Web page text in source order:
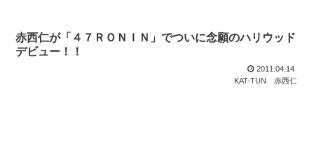
赤西仁が「４７ＲＯＮＩＮ」でついに念願のハリウッド
デビュー！！
2011.04.14
KAT-TUN
赤西仁